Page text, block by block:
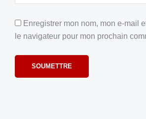
Enregistrer mon nom, mon e-mail
le navigateur pour mon prochain